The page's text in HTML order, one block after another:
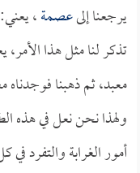
يرجعنا إلىعصمة،
تذكر لنا مثل هذا
معبد، ثم ذهبنا فوجدناه
ولهذا نحن نعل في هذه
أمور الغرابة والتفرد